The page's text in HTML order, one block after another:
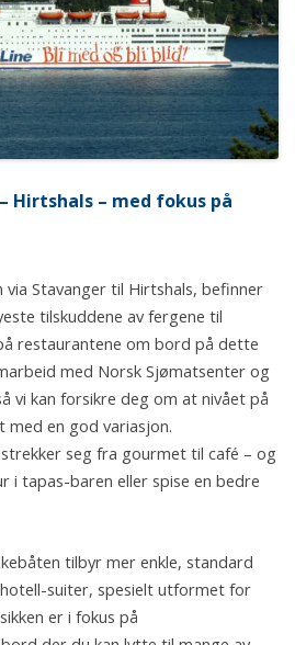
Hirtshals – med fokus på
via Stavanger til Hirtshals, befinner
tilskuddene av fergene til
restaurantene om bord på dette
med Norsk Sjømatsenter og
vi kan forsikre deg om at nivået på
en god variasjon.
seg fra gourmet til café – og
i tapas-baren eller spise en bedre
tilbyr mer enkle, standard
suiter, spesielt utformet for
er i fokus på